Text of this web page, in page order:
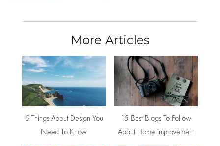
More Articles
5 Things About Design You
Need To Know
15 Best Blogs To Follow
About Home improvement